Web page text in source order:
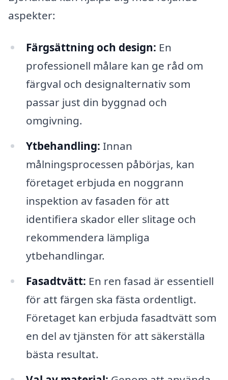
aspekter:
Färgsättning och design: En
professionell målare kan ge råd om
färgval och designalternativ som
passar just din byggnad och
omgivning.
Ytbehandling: Innan
målningsprocessen påbörjas, kan
företaget erbjuda en noggrann
inspektion av fasaden för att
identifiera skador eller slitage och
rekommendera lämpliga
ytbehandlingar.
Fasadtvätt: En ren fasad är essentiell
för att färgen ska fästa ordentligt.
Företaget kan erbjuda fasadtvätt som
en del av tjänsten för att säkerställa
bästa resultat.